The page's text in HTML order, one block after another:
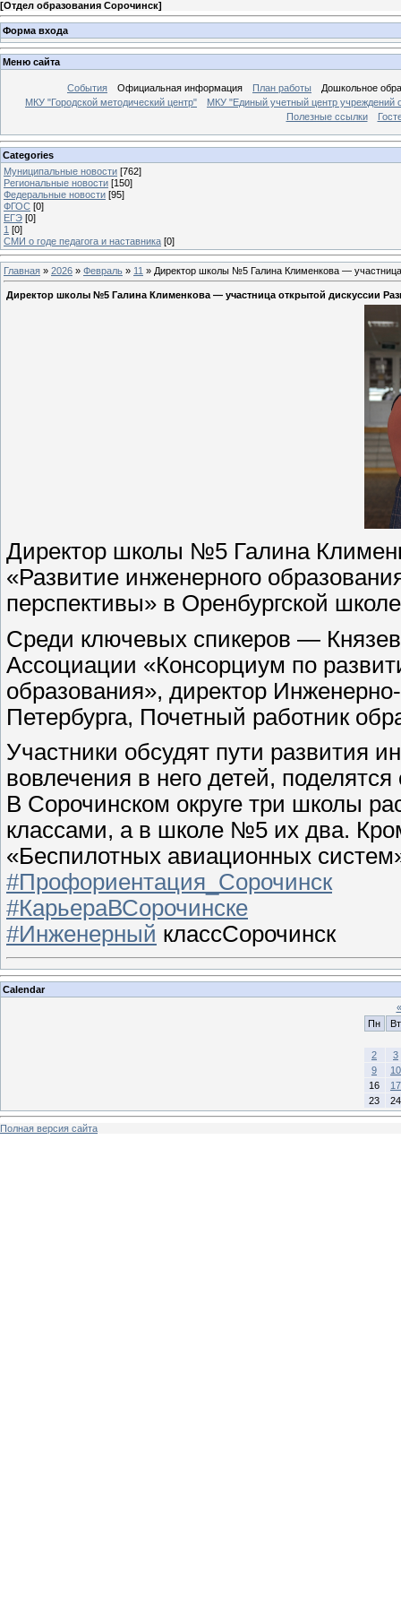
[Отдел образования Сорочинск]
Форма входа
Меню сайта
События Официальная информация План работы
Дошкольное
МКУ "Городской методический центр"
МКУ "Единый учетный центр учреждений
Полезные ссылки
Categories
Муниципальные новости [762]
Региональные новости [150]
Федеральные новости [95]
ФГОС [0]
ЕГЭ [0]
1 [0]
СМИ о годе педагога и наставника [0]
Главная » 2026 » Февраль » 11 » Директор школы №5 Галина Клименкова — участница
Директор школы №5 Галина Клименкова — участница открытой дискуссии
Директор школы №5 Галина
«Развитие инженерного
перспективы» в Оренбургской
Среди ключевых спикеров —
Ассоциации «Консорциум по
образования», директор
Петербурга, Почетный работник
Участники обсудят пути развития
вовлечения в него детей,
В Сорочинском округе три школы
классами, а в школе №5 их два.
«Беспилотных авиационных
#Профориентация_Сорочинск
#КарьераВСорочинске
#Инженерный классСорочинск
Calendar
«
Пн
Вт
2
3
9
10
16
17
23
24
Полная версия сайта